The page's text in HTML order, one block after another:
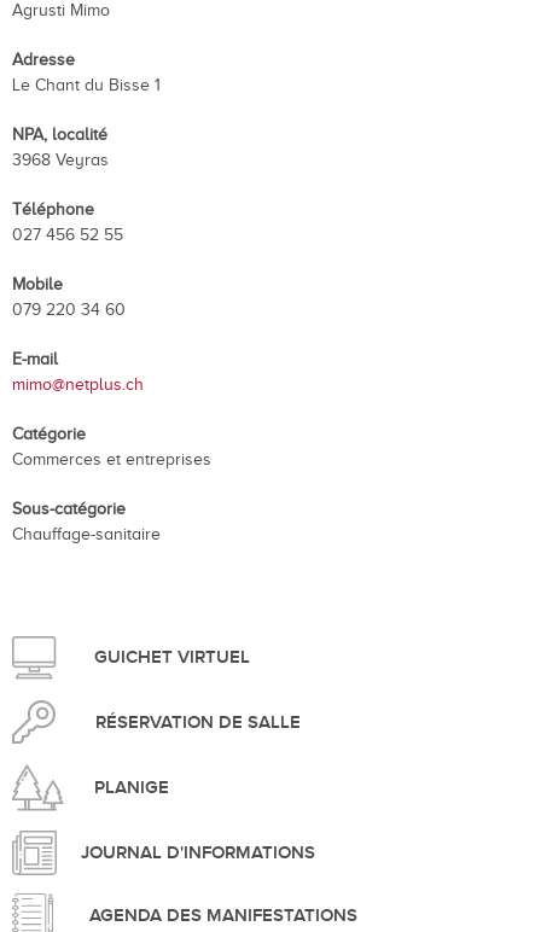
Agrusti Mimo
Adresse
Le Chant du Bisse 1
NPA, localité
3968 Veyras
Téléphone
027 456 52 55
Mobile
079 220 34 60
E-mail
mimo@netplus.ch
Catégorie
Commerces et entreprises
Sous-catégorie
Chauffage-sanitaire
GUICHET VIRTUEL
RÉSERVATION DE SALLE
PLANIGE
JOURNAL D'INFORMATIONS
AGENDA DES MANIFESTATIONS